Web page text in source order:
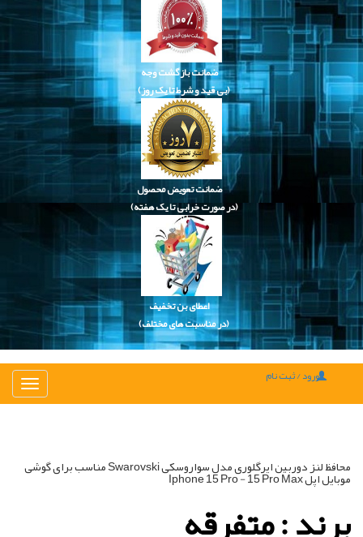
ضمانت بازگشت وجه
(بی قید و شرط تا یک روز)
ضمانت تعویض محصول
(در صورت خرابی تا یک هفته)
اعطای بن تخفیف
(در مناسبت های مختلف)
تغییر ورود / ثبت نام
محافظ لنز دوربین ایرگلوری مدل سواروسکی Swarovski مناسب برای گوشی
موبایل اپل Iphone 15 Pro - 15 Pro Max
برند : متفرقه